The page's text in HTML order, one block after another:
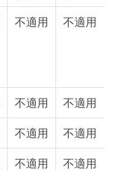
不適用 不適用
不適用 不適用
不適用 不適用
不適用 不適用